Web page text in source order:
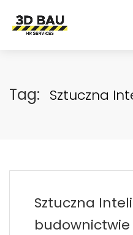
Tag: Sztuczna
Sztuczna
budownictwie